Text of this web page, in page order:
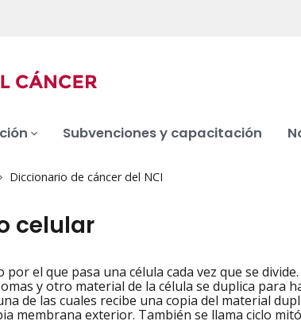
Subvenciones y capacitación
Diccionario de cáncer del NCI
celular
por el que pasa una célula cada vez que se
y otro material de la célula se duplica para
de las cuales recibe una copia del material
membrana exterior. También se llama ciclo